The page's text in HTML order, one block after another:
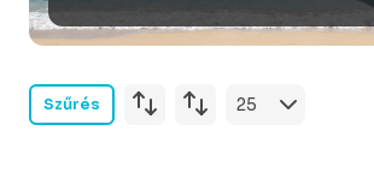
Szűrés